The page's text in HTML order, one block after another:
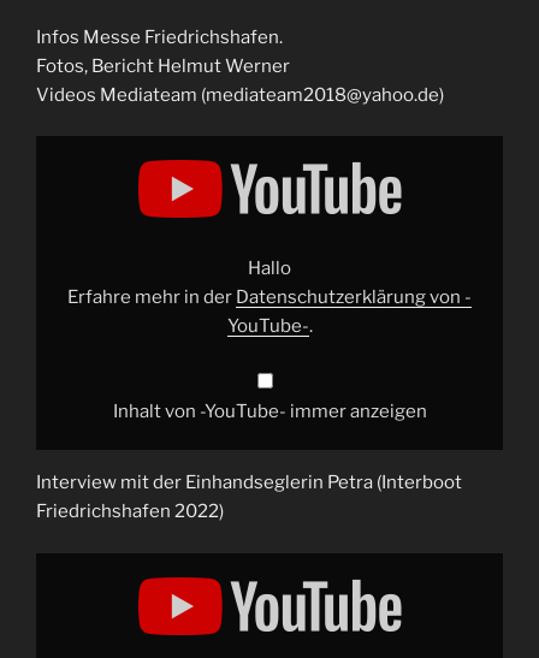
Infos Messe Friedrichshafen.
Fotos, Bericht Helmut Werner
Videos Mediateam (mediateam2018@yahoo.de)
„Interboot
Hallo
Erfahre mehr in der Datenschutzerklärung von -
YouTube-.
Inhalt von -YouTube- immer anzeigen
Interview mit der Einhandseglerin Petra (Interboot
Friedrichshafen 2022)
„Interboot